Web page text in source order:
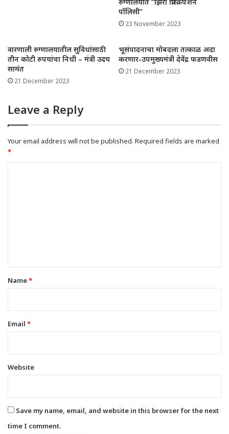
पॉलिसी”
23 November 2023
वारणाली रुग्णालयातील सुविधांसाठी
तीन कोटी रुपयांचा निधी – मंत्री उदय
सामंत
21 December 2023
भूसंपादनाचा मोबदला तत्काळ अदा
करणार-उपमुख्यमंत्री देवेंद्र फडणवीस
21 December 2023
Leave a Reply
Your email address will not be published. Required fields are marked
*
*Name*
Email *
Website
Save my name, email, and website in this browser for the next
time I comment.